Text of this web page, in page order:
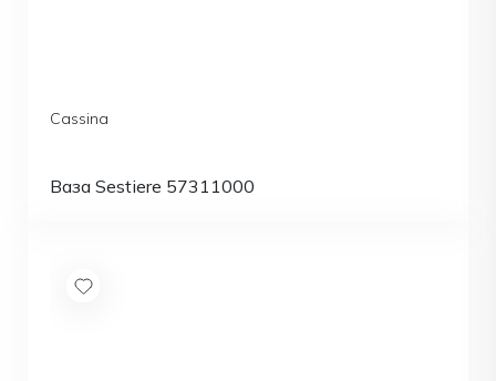
Cassina
Ваза Sestiere 57311000